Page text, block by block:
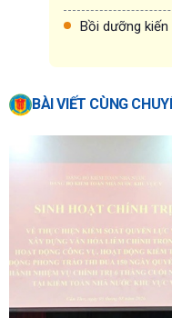
Bồi dưỡng
BÀI VIẾT CÙNG